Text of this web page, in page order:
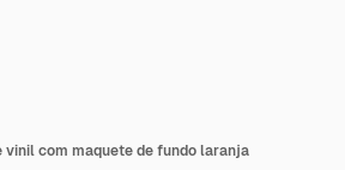
vinil com maquete de fundo laranja